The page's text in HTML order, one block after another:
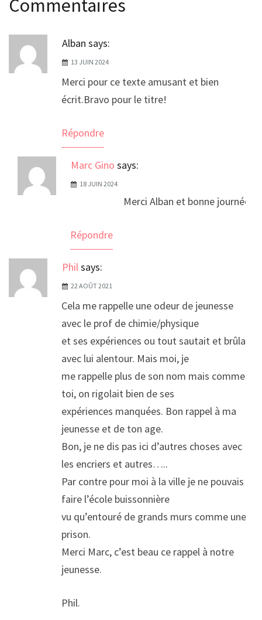
Commentaires
Alban says:
13 JUIN 2024
Merci pour ce texte amusant et bien
écrit.Bravo pour le titre!
Répondre
Marc Gino says:
18 JUIN 2024
Merci Alban et bonne journée
Répondre
Philsays:
22 AOÛT 2021
Cela me rappelle une odeur de jeunesse
avec le prof de chimie/physique
et ses expériences ou tout sautait et brûlait
avec lui alentour. Mais moi, je
me rappelle plus de son nom mais comme
toi, on rigolait bien de ses
expériences manquées. Bon rappel à ma
jeunesse et de ton age.
Bon, je ne dis pas ici d’autres choses avec
les encriers et autres…..
Par contre pour moi à la ville je ne pouvais
faire l’école buissonnière
vu qu’entouré de grands murs comme une
prison.
Merci Marc, c’est beau ce rappel à notre
jeunesse.
Phil.